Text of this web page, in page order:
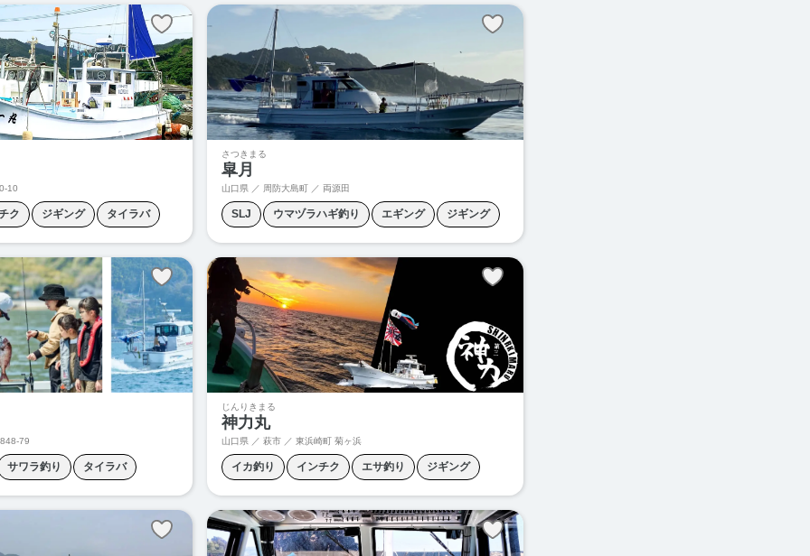
泳がせ釣り
10
ク ジギング タイラバ
さつきまる
皐月
山口県 ／ 周防大島町 ／ 両源田
SLJ ウマヅラハギ釣り エギング ジギング
タイラバ タチウオ釣り ティップラン
メバル釣り ライトジギング
79
サワラ釣り タイラバ
チ釣り
じんりきまる
神力丸
山口県 ／ 萩市 ／ 東浜崎町 菊ヶ浜
イカ釣り インチク エサ釣り ジギング
スロージギング タイラバ 泳がせ釣り